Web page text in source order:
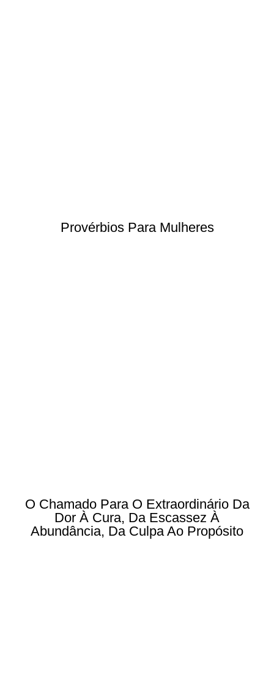
Provérbios Para Mulheres
O Chamado Para O Extraordinário Da
Dor À Cura, Da Escassez À
Abundância, Da Culpa Ao Propósito